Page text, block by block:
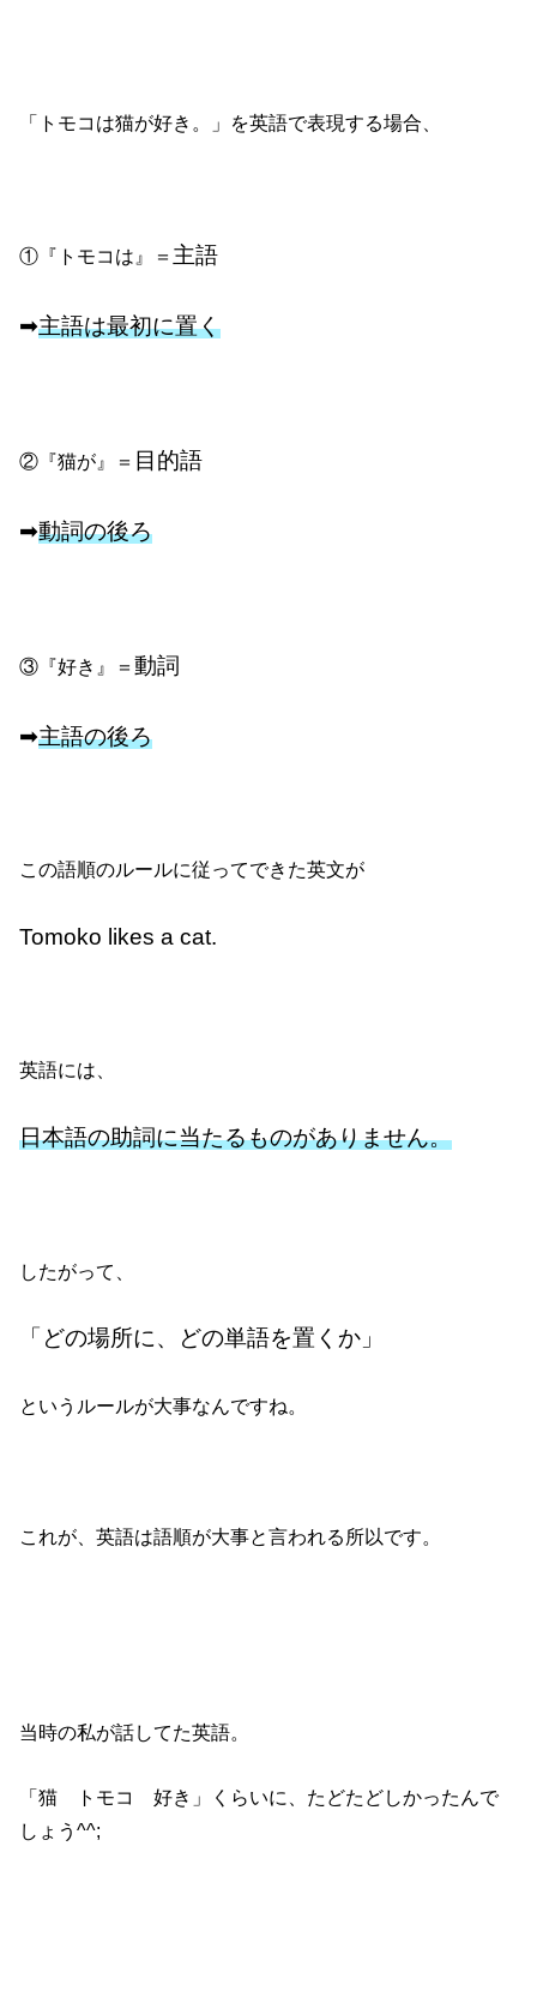
「トモコは猫が好き。」を英語で表現する場合、
①『トモコは』＝ 主語
➡主語は最初に置く
②『猫が』＝ 目的語
➡動詞の後ろ
③『好き』＝動詞
➡主語の後ろ
この語順のルールに従ってできた英文が
Tomoko likes a cat.
英語には、
日本語の助詞に当たるものがありません。
したがって、
「どの場所に、どの単語を置くか」
というルールが大事なんですね。
これが、英語は語順が大事と言われる所以です。
当時の私が話してた英語。
「猫 トモコ 好き」くらいに、 たどたどしかったんで
しょう^^;